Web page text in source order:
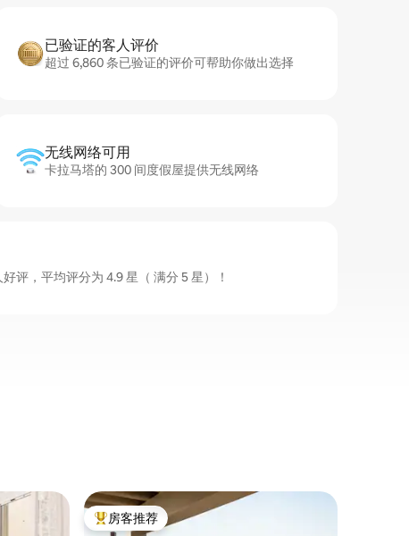
已验证的客人评价
超过 6,860 条已验证的评价可帮助你做出选择
无线网络可用
卡拉马塔的 300 间度假屋提供无线网络
评，平均评分为 4.9 星（ 满分 5 星）！
热门「房客推荐」
房客推荐